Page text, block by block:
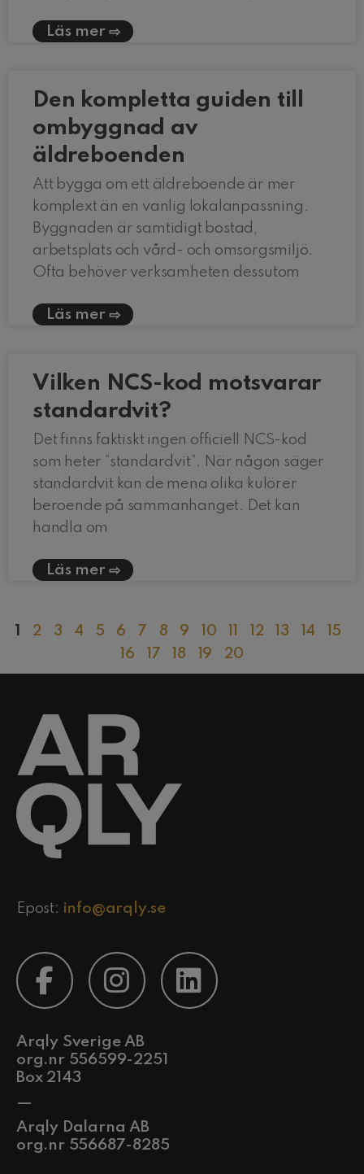
Läs mer
Den kompletta guiden till
ombyggnad av
äldreboenden
Att bygga om ett äldreboende är mer
komplext än en vanlig lokalanpassning.
Byggnaden är samtidigt bostad,
arbetsplats och vård- och omsorgsmiljö.
Ofta behöver verksamheten dessutom
Läs mer
Vilken NCS-kod motsvarar
standardvit?
Det finns faktiskt ingen officiell NCS-kod
som heter “standardvit”. När någon säger
standardvit kan de mena olika kulörer
beroende på sammanhanget. Det kan
handla om
Läs mer
2 3 4 5 6 7 8 9 10 12 13 14
15
16
17 18 19 20
Epost: info@arqly.se
Arqly Sverige AB
org.nr 556599-2251
Box 2143
—
Arqly Dalarna AB
org.nr 556687-8285